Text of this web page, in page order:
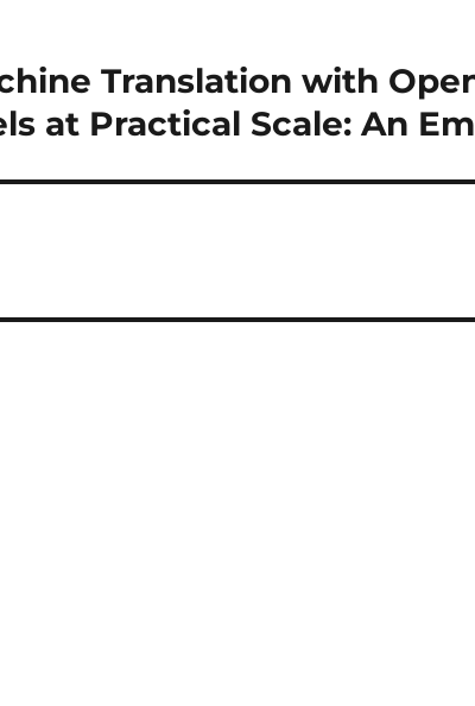
Translation with
at Practical Scale: An